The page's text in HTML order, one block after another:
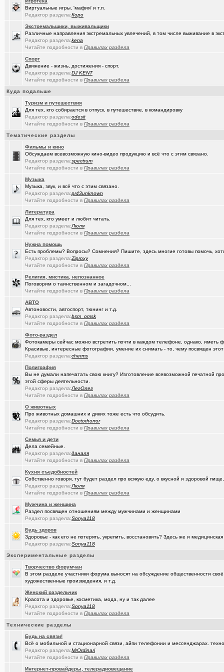
Случайные фото с мобильника
Энциклопедия Омской области онлайн.
Диалог с ИИ о романе «Мастер и Маргарита».
100% женщин!. (wvladimi..)
Специалист по эрбиевым лазерам(Kebbos) +8
Ремонт квартир/ванных комнат! Высококачественная отделка.
И это все то, на что способен omsk.com???(Zheka) +13
Живопись Воронина В.Н.
Ремонт окон ПВХ. К кому обратиться?
ищу риэдтора (халвамес)
Консультация по конфигурации ПК(falcon)
Жилищный вопрос (халвамес)
Где ремонтируют Oculus Quest?(Google-M..)
Почему в городе не отключают отопление?(Igorillo) +126
Какое выбрать отопление для частного дома?
Традиционный сбор памперсов для перинатального центра 2025
Самогоноварение. Кто как?(интересу..)
Какие буквы на гос. номере сейчас идут???
АКПП матиз. Ремонтировать или менять?
С наступающим 2026 годом! (Vector)
Где можно отремонтировать вязаную варежку?
Молодые таланты классической гитары - Майя Казарина
Теле2 в Омске(t2) +8155
Залезть в древний нетбук(JUMPER)
Ремонт квартир омск отзывы. любые строительные работы
Автофлудилка(Гормон р..) +21803
коворкинг проекты
Betatransfer.net - прием платежей для HIGH RISK проектов
Челлендж "Какой кофе ты сейчас пьёшь?"
Владимир Шандриков(Александ..)
7я.ТВ и Я.ru (Омские кабельные сети)
Ищу Маяк 205(Александ..)
Доколе!? (Моеимяза..)
Автоматизация домашнего учета ЖКХ и многое другое ...(BarVic19..) +95
двойное гражданство (drob_vv_..)
Алтайский мед - в помощь здоровью!
Задолбали расклейщики рекламы
А что вы сейчас готовите?
прописка она же регистрация
Нерадивые расклейщики рекламы (Демон ЖКХ)
ОК Восток-Запад - что это, кто это?! (gamefan)
Мёд Пасеки Сибирское медовье.(Пасечник)
Виртуальные игры, 'мафия' и т.п.
Редактор раздела:Коро
Экстремальщики, выживальщики
Различные направления экстремальных увлечений, в том числе выживание в
Редактор раздела:kena
Читайте подробности в Правилах раздела
Спорт
Движение - жизнь, достижения - спорт.
Редактор раздела:DJ KENT
Читайте подробности в Правилах раздела
Куда подальше
Туризм и путешествия
Для тех, кто собирается в отпуск, в путешествие, в командировку
Редактор раздела:odesit
Читайте подробности в Правилах раздела
Тематические разделы
Фильмы и кино
Обсуждаем всевозможную кино-видео продукцию и всё что с этим связано.
Редактор раздела:spectrum
Читайте подробности в Правилах раздела
Музыка
Музыка, звук, и всё что с этим связано.
Редактор раздела:pr43unknown
Читайте подробности в Правилах раздела
Литература
Для тех, кто умеет и любит читать.
Редактор раздела:Люля
Читайте подробности в Правилах раздела
Нужна помощь
Есть проблемы? Вопросы? Сомнения? Пишите, здесь многие готовы помочь,
Редактор раздела:Ziproxy
Читайте подробности в Правилах раздела
Религия, мистика, непознанное
Поговорим о таинственном и загадочном...
Читайте подробности в Правилах раздела
АВТО
Автоновости, автоспорт, тюнинг и т.д.
Редактор раздела:bsm_omsk
Читайте подробности в Правилах раздела
Фото-раздел
Фотокамеры сейчас можно встретить почти в каждом телефоне, однако, иметь
Красивые, интересные фотографии, умение их снимать - то, чему посвящен
Редактор раздела:cherms
Полиграфия
Вы не думали напечатать свою книгу? Изготовление всевозможной печатной
этой сферы деятельности.
Редактор раздела:ЛегОлег
Читайте подробности в Правилах раздела
О животных
Про животных домашних и диких тоже есть что обсудить.
Редактор раздела:Doctorhorror
Читайте подробности в Правилах раздела
Семья и дети
Дела семейные.
Редактор раздела:даналя
Читайте подробности в Правилах раздела
Кухня съедобностей
Собственно говоря, тут будет раздел про всякую еду, о вкусной и здоровой
Редактор раздела:Люля
Читайте подробности в Правилах раздела
Мужчина и женщина
Раздел посвящен отношениям между мужчинами и женщинами
Редактор раздела:Sonya118
Будь здоров
Здоровье - как его не потерять, укрепить, восстановить? Здесь же и
Редактор раздела:Sonya118
Экспериментальные разделы
Творчество форумчан
В этом разделе участники форума выносят на обсуждение общественности
художественные произведения, и т.д.
Женский раздельчик
Красота и здоровье, косметика, мода, ну и так далее
Редактор раздела:Sonya118
Читайте подробности в Правилах раздела
Технические разделы
Будь на связи!
Всё о мобильной и стационарной связи, айпи телефонии и мессенджарах.
Редактор раздела:MrOrdinari
Читайте подробности в Правилах раздела
Интернет-провайдеры, телерадиовещание